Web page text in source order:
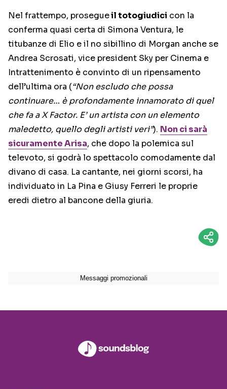
Nel frattempo, prosegueil totogiudici con la
conferma quasi certa di Simona Ventura, le
titubanze di Elio e il no sibillino di Morgan anche se
Andrea Scrosati, vice president Sky per Cinema e
Intrattenimento è convinto di un ripensamento
dell’ultima ora (“Non escludo che possa
continuare… è profondamente innamorato di quel
che fa a X Factor. E’ un artista con un elemento
maledetto, quello degli artisti veri”). Non ci sarà
sicuramente Arisa, che dopo la polemica sul
televoto, si godrà lo spettacolo comodamente dal
divano di casa. La cantante, nei giorni scorsi, ha
individuato in La Pina e Giusy Ferreri le proprie
eredi dietro al bancone della giuria.